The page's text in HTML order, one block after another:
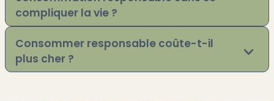
compliquer la vie ?
Consommer responsable coûte-t-il
plus cher ?